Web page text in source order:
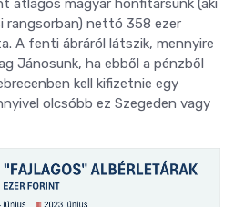
rangsorban) nettó 358 ezer
A fenti ábráról látszik, mennyire
Jánosunk, ha ebből a pénzből
kell kifizetnie egy
olcsóbb ez Szegeden vagy